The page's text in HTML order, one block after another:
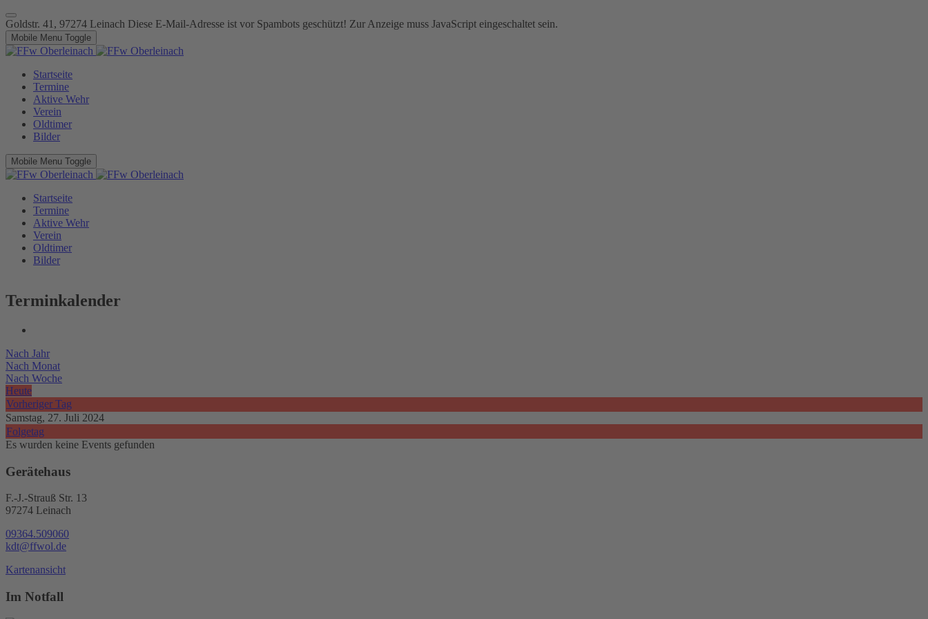
Goldstr. 41, 97274 Leinach Diese E-Mail-Adresse ist vor Spambots geschützt! Zur Anzeige muss JavaScript eingeschaltet sein.
Mobile Menu Toggle
Startseite
Termine
Aktive Wehr
Verein
Oldtimer
Bilder
Mobile Menu Toggle
Startseite
Termine
Aktive Wehr
Verein
Oldtimer
Bilder
Terminkalender
Nach Jahr
Nach Monat
Nach Woche
Heute
Vorheriger Tag
Samstag, 27. Juli 2024
Folgetag
Es wurden keine Events gefunden
Gerätehaus
F.-J.-Strauß Str. 13
97274 Leinach
09364.509060
kdt@ffwol.de
Kartenansicht
Im Notfall